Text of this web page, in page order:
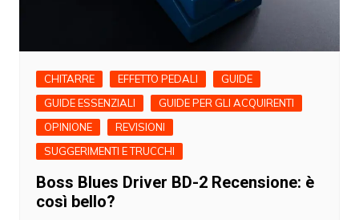
CHITARRE EFFETTO PEDALI
GUIDE
GUIDE ESSENZIALI
GUIDE PER GLI ACQUIRENTI
OPINIONE
REVISIONI
SUGGERIMENTI E TRUCCHI
Boss Blues Driver BD-2 Recensione: è
così bello?